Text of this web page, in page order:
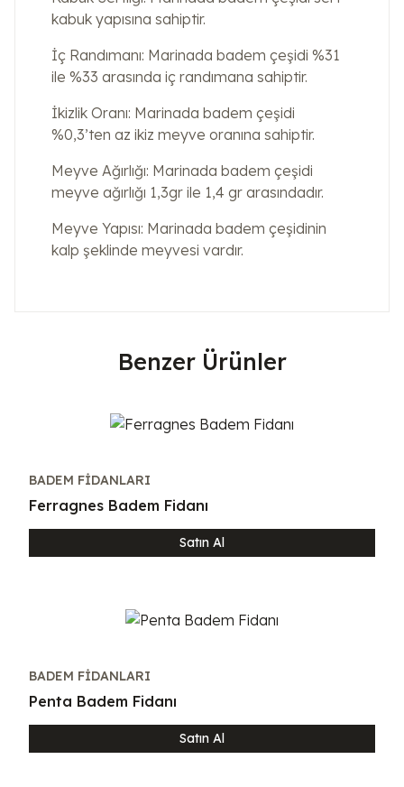
kabuk yapısına sahiptir.
İç Randımanı: Marinada badem çeşidi %31
ile %33 arasında iç randımana sahiptir.
İkizlik Oranı: Marinada badem çeşidi
%0,3’ten az ikiz meyve oranına sahiptir.
Meyve Ağırlığı: Marinada badem çeşidi
meyve ağırlığı 1,3gr ile 1,4 gr arasındadır.
Meyve Yapısı: Marinada badem çeşidinin
kalp şeklinde meyvesi vardır.
Benzer Ürünler
BADEM FIDANLARI
Ferragnes Badem Fidanı
Satın Al
BADEM FIDANLARI
Penta Badem Fidanı
Satın Al